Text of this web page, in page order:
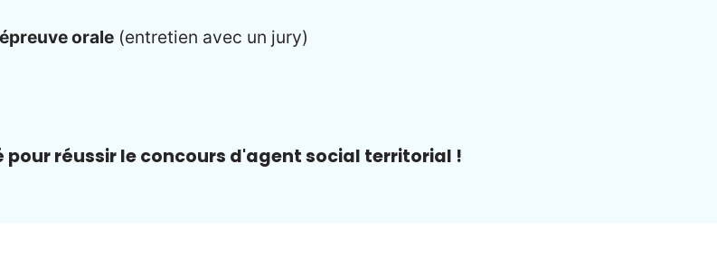
orale (entretien avec un jury)
réussir le concours d'agent social territorial !